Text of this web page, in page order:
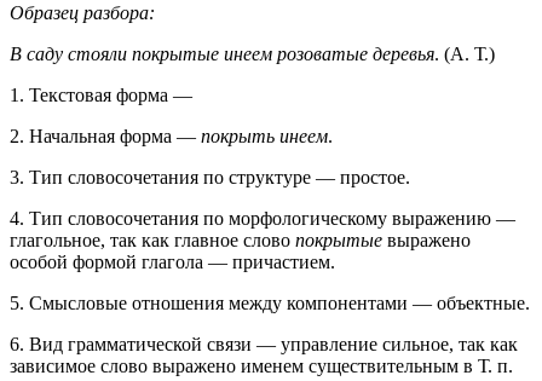
Образец разбора:
В саду стояли покрытые инеем розоватые деревья. (А. Т.)
1. Текстовая форма —
2. Начальная форма — покрыть инеем.
3. Тип словосочетания по структуре — простое.
4. Тип словосочетания по морфологическому выражению —
глагольное, так как главное слово покрытые выражено
особой формой глагола — причастием.
5. Смысловые отношения между компонентами — объектные.
6. Вид грамматической связи — управление сильное, так как
зависимое слово выражено именем существительным в Т. п.